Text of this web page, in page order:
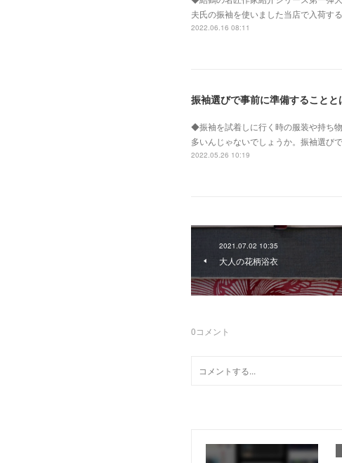
夫氏の振袖を使いました当店で入荷す
2022.06.16 08:11
振袖選びで事前に準備することと
◆振袖を試着しに行く時の服装や持ち
多いんじゃないでしょうか。振袖選び
2022.05.26 10:19
2021.07.02 10:35
大人の花柄浴衣
0コメント